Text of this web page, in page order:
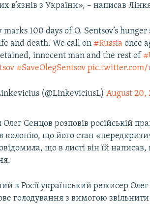
в’язнів з України», – написав
100 days of O. Sentsov’s
and death. We call on #Russia once
innocent man and the rest of
#SaveOlegSentsov pic.twitter.com/
(@LinkeviciusL)August 20,
Олег Сенцов розповів російській
колонію, що його стан
що в листі він їй написав,
в Росії український режисер
голодування з вимогою звільнити